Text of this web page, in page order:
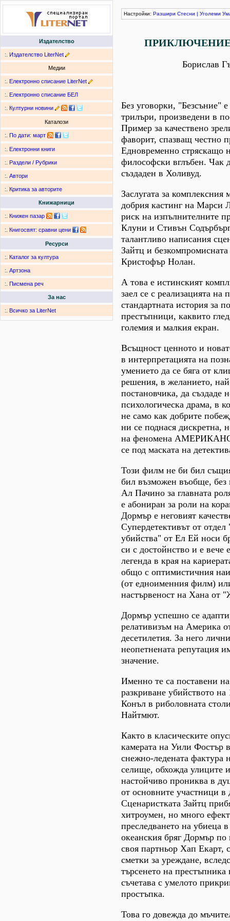
Издателство
:. Издателство LiterNet
Медии
:. Електронно списание LiterNet
:. Електронно списание БЕЛ
:. Културни новини
Каталози
:. По дати: март
:. Електронни книги
:. Раздели / Рубрики
:. Автори
:. Критика за авторите
Книжарници
:. Книжен пазар
:. Книгосвят: сравни цени
Ресурси
:. Каталог за култура
:. Артзона
:. Писмена реч
За нас
:. Всичко за LiterNet
Настройки: Разшири Стесни | Уголеми
Борислав
Без уговорки, "Безсъние"
трилъри, произведени в
Пример за качествено
фаворит, спазващ честно
Едновременно стряскащо
философски вглъбен. Чак
създаден в Холивуд.
Заслугата за комплексния
добрия кастинг на Марси
риск на изпълнителните
Клуни и Стивън
талантливо написания
Зайтц и
Кристофър Нолан.
А това е истинският
заел се с реализацията на
стандартната история за
престъпници, каквито
големия и малкия екран.
Всъщност ценното и
в интерпретацията на
умението да се бяга от
решения, в желанието,
постановчика, да създаде
психологическа драма, в
не само как добрите
ни се поднася дискретна,
на феномена
се под маската на
Този филм не би бил
бил възможен въобще, без
Ал Пачино за главната
е абониран за роли на
Дормър е неговият
Супердетективът от
убийства" от Ел Ей носи
си с достойнство и е вече
легенда в края на
общо с оптимистичния
(от едноименния филм)
настървеност на Хана от
Дормър успешно се
релативизъм на Америка
десетилетия. За него
неопетнената репутация
значение.
Именно те са поставени
разкриване убийството
Конъл в риболовната
Найтмют.
Както в класическите
камерата на Уили Фостър
снежно-ледената фактура
селище, обхожда улиците
настойчиво прониква в
от основните участници в
Сценаристката Зайтц
хитроумен, но много
преследването на убиеца
океанския бряг Дормър
своя партньор Хап Екарт,
сметки за уреждане,
търсенето на престъпника
съчетава с умелото
простъпка.
Това го довежда до